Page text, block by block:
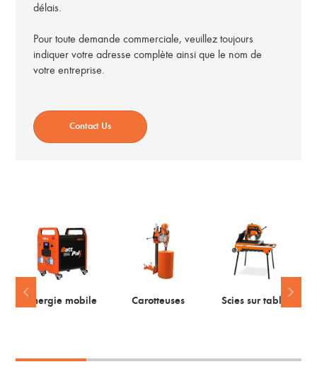
délais.
Pour toute demande commerciale, veuillez toujours
indiquer votre adresse complète ainsi que le nom de
votre entreprise.
Contact Us
Energie mobile Carotteuses Scies sur table